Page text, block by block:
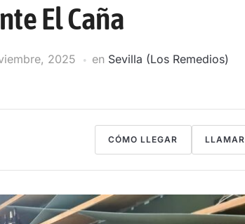
El Caña
2025 en Sevilla (Los Remedios)
CÓMO LLEGAR LLAMAR